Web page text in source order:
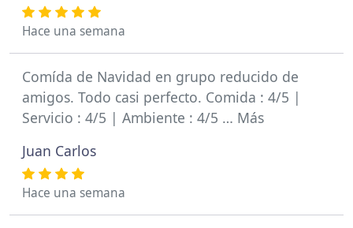
Hace una semana
Comída de Navidad en grupo reducido de
amigos. Todo casi perfecto. Comida : 4/5 |
Servicio : 4/5 | Ambiente : 4/5 … Más
Juan Carlos
Hace una semana